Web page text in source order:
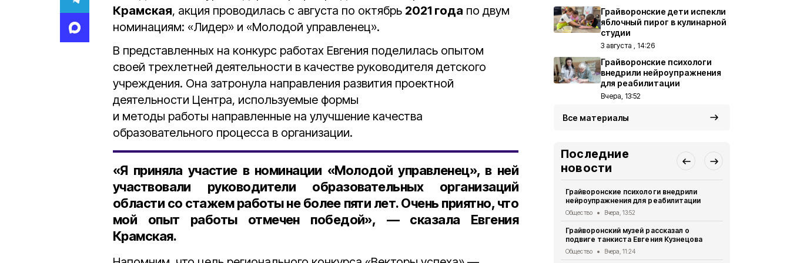
Крамская, акция проводилась с августа по октябрь 2021 года по двум
номинациям: «Лидер» и «Молодой управленец».
В представленных на конкурс работах Евгения поделилась опытом
своей трехлетней деятельности в качестве руководителя детского
учреждения. Она затронула направления развития проектной
деятельности Центра, используемые формы
и методы работы направленные на улучшение качества
образовательного процесса в организации.
«Я приняла участие в номинации «Молодой управленец», в ней
участвовали руководители образовательных организаций
области со стажем работы не более пяти лет. Очень приятно, что
мой опыт работы отмечен победой», — сказала Евгения
Крамская.
Грайворонские дети испекли
яблочный пирог в кулинарной
студии
3 августа , 14:26
Грайворонские психологи
внедрили нейроупражнения
для реабилитации
Вчера, 13:52
Все материалы
Последние
новости
Грайворонские психологи внедрили
нейроупражнения для реабилитации
Общество Вчера, 13:52
Грайворонский музей рассказал о
подвиге танкиста Евгения Кузнецова
Общество Вчера, 11:24